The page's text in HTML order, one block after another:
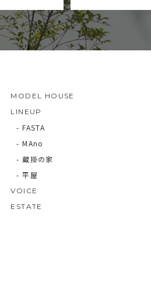
MODEL HOUSE
LINEUP
- FASTA
- MAno
- 蔵掛の家
- 平屋
VOICE
ESTATE